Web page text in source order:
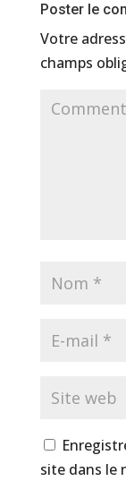
Poster le
Votre
champs
site dans le